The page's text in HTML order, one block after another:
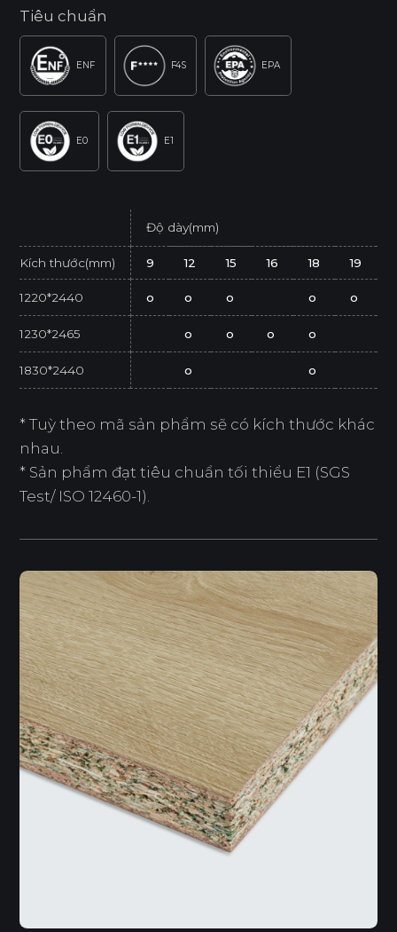
Tiêu chuẩn
ENF F4S EPA
E0 E1
Độ dày(mm)
Kích thước(mm) 9 12 15 16 18 19
1220*2440 o o o o o
1230*2465 o o o o
1830*2440 o o
* Tuỳ theo mã sản phẩm sẽ có kích thước khác
nhau.
* Sản phẩm đạt tiêu chuẩn tối thiểu E1 (SGS
Test/ ISO 12460-1).